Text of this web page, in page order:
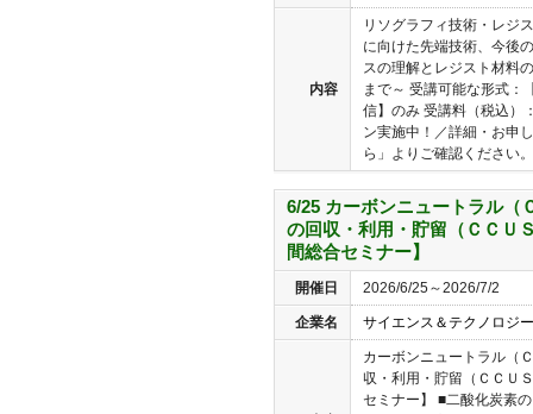
内容
リソグラフィ技術・レジ
に向けた先端技術、今後
スの理解とレジスト材料
まで～ 受講可能な形式：
信】のみ 受講料（税込）
ン実施中！／詳細・お申
ら」よりご確認ください
6/25 カーボンニュートラル（
の回収・利用・貯留（ＣＣＵ
間総合セミナー】
開催日 2026/6/25～2026/7/2
企業名 サイエンス＆テクノロジ
カーボンニュートラル（
収・利用・貯留（ＣＣＵ
セミナー】 ■二酸化炭素